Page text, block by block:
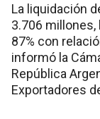
La liquidación
3.706
87% con
informó la
República
Exportadores